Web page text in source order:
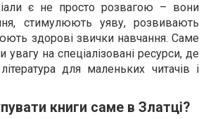
є не просто розвагою – вони
стимулюють уяву, розвивають
здорові звички навчання. Саме
увагу на спеціалізовані ресурси, де
для маленьких читачів і
книги саме в Златці?